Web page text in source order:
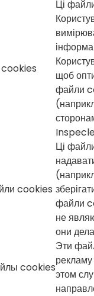
cookies
Ці
щоб
файли
cookies
Ці
файли
не
они
cookies
Эти
этом